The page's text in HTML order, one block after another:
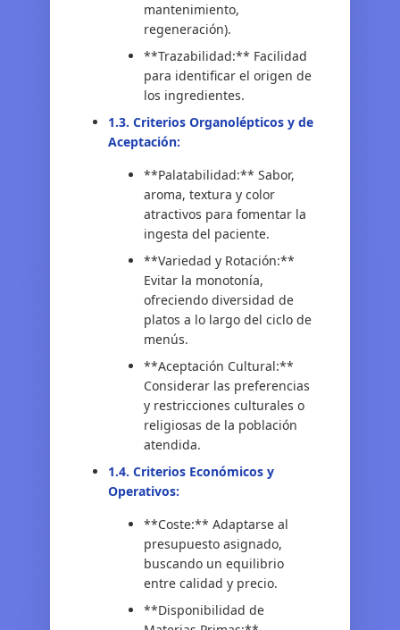
mantenimiento,
regeneración).
**Trazabilidad:** Facilidad
para identificar el origen de
los ingredientes.
1.3. Criterios Organolépticos y de
Aceptación:
**Palatabilidad:** Sabor,
aroma, textura y color
atractivos para fomentar la
ingesta del paciente.
**Variedad y Rotación:**
Evitar la monotonía,
ofreciendo diversidad de
platos a lo largo del ciclo de
menús.
**Aceptación Cultural:**
Considerar las preferencias
y restricciones culturales o
religiosas de la población
atendida.
1.4. Criterios Económicos y
Operativos:
**Coste:** Adaptarse al
presupuesto asignado,
buscando un equilibrio
entre calidad y precio.
**Disponibilidad de